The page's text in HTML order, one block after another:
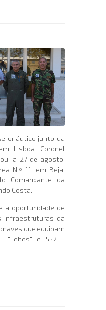
junto da
Lisboa, Coronel
a 27 de agosto,
N.º 11, em Beja,
Comandante da
Costa.
a oportunidade de
infraestruturas da
que equipam
"Lobos" e 552 -